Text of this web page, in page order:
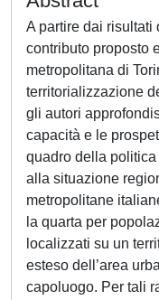
A partire dai risultati
contributo proposto
metropolitana di
territorializzazione
gli autori
capacità e le
quadro della
alla situazione
metropolitane
la quarta per
localizzati su un
esteso dell’area
capoluogo. Per tali